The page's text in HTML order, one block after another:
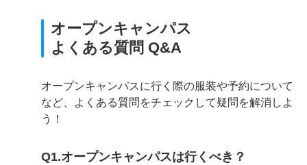
オープンキャンパス
よくある質問 Q&A
オープンキャンパスに行く際の服装や予約について
など、よくある質問をチェックして疑問を解消しよ
う！
Q1.オープンキャンパスは行くべき？